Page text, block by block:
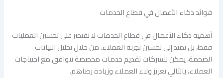
فوائد ذكاء الأعمال في قطاع الخدمات
أهمية ذكاء الأعمال في قطاع الخدمات لا تقتصر على تحسين العمليات
فقط، بل تمتد إلى تحسين تجربة العملاء. من خلال تحليل البيانات
الضخمة، يمكن للشركات تقديم خدمات مخصصة تتوافق مع احتياجات
العملاء، بالتالي تعزيز ولاء العملاء وزيادة رضاهم.